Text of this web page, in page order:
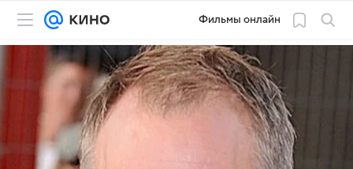
Фильмы онлайн